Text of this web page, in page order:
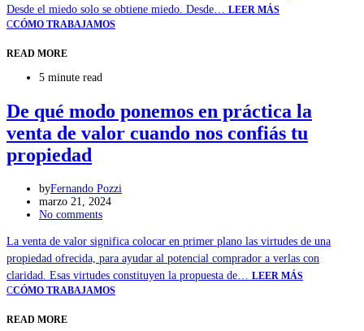
Desde el miedo solo se obtiene miedo. Desde… LEER MÁS
CCÓMO TRABAJAMOS
READ MORE
5 minute read
De qué modo ponemos en práctica la
venta de valor cuando nos confiás tu
propiedad
byFernando Pozzi
marzo 21, 2024
No comments
La venta de valor significa colocar en primer plano las virtudes de una
propiedad ofrecida, para ayudar al potencial comprador a verlas con
claridad. Esas virtudes constituyen la propuesta de… LEER MÁS
CCÓMO TRABAJAMOS
READ MORE